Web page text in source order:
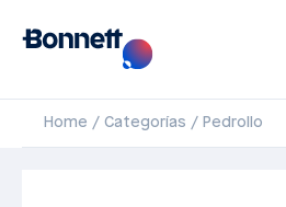
Home Categorías Pedrollo